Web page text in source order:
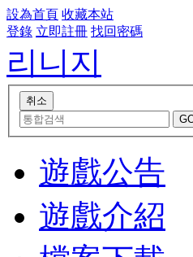
設為首頁 收藏本站
登錄 立即註冊 找回密碼
리니지
遊戲公告
遊戲介紹